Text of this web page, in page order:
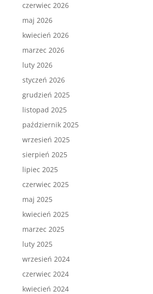
czerwiec 2026
maj 2026
kwiecień 2026
marzec 2026
luty 2026
styczeń 2026
grudzień 2025
listopad 2025
październik 2025
wrzesień 2025
sierpień 2025
lipiec 2025
czerwiec 2025
maj 2025
kwiecień 2025
marzec 2025
luty 2025
wrzesień 2024
czerwiec 2024
kwiecień 2024